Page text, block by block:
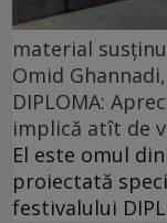
material
Omid
DIPLOMA:
implică atît de
El este omul
proiectată
festivalului